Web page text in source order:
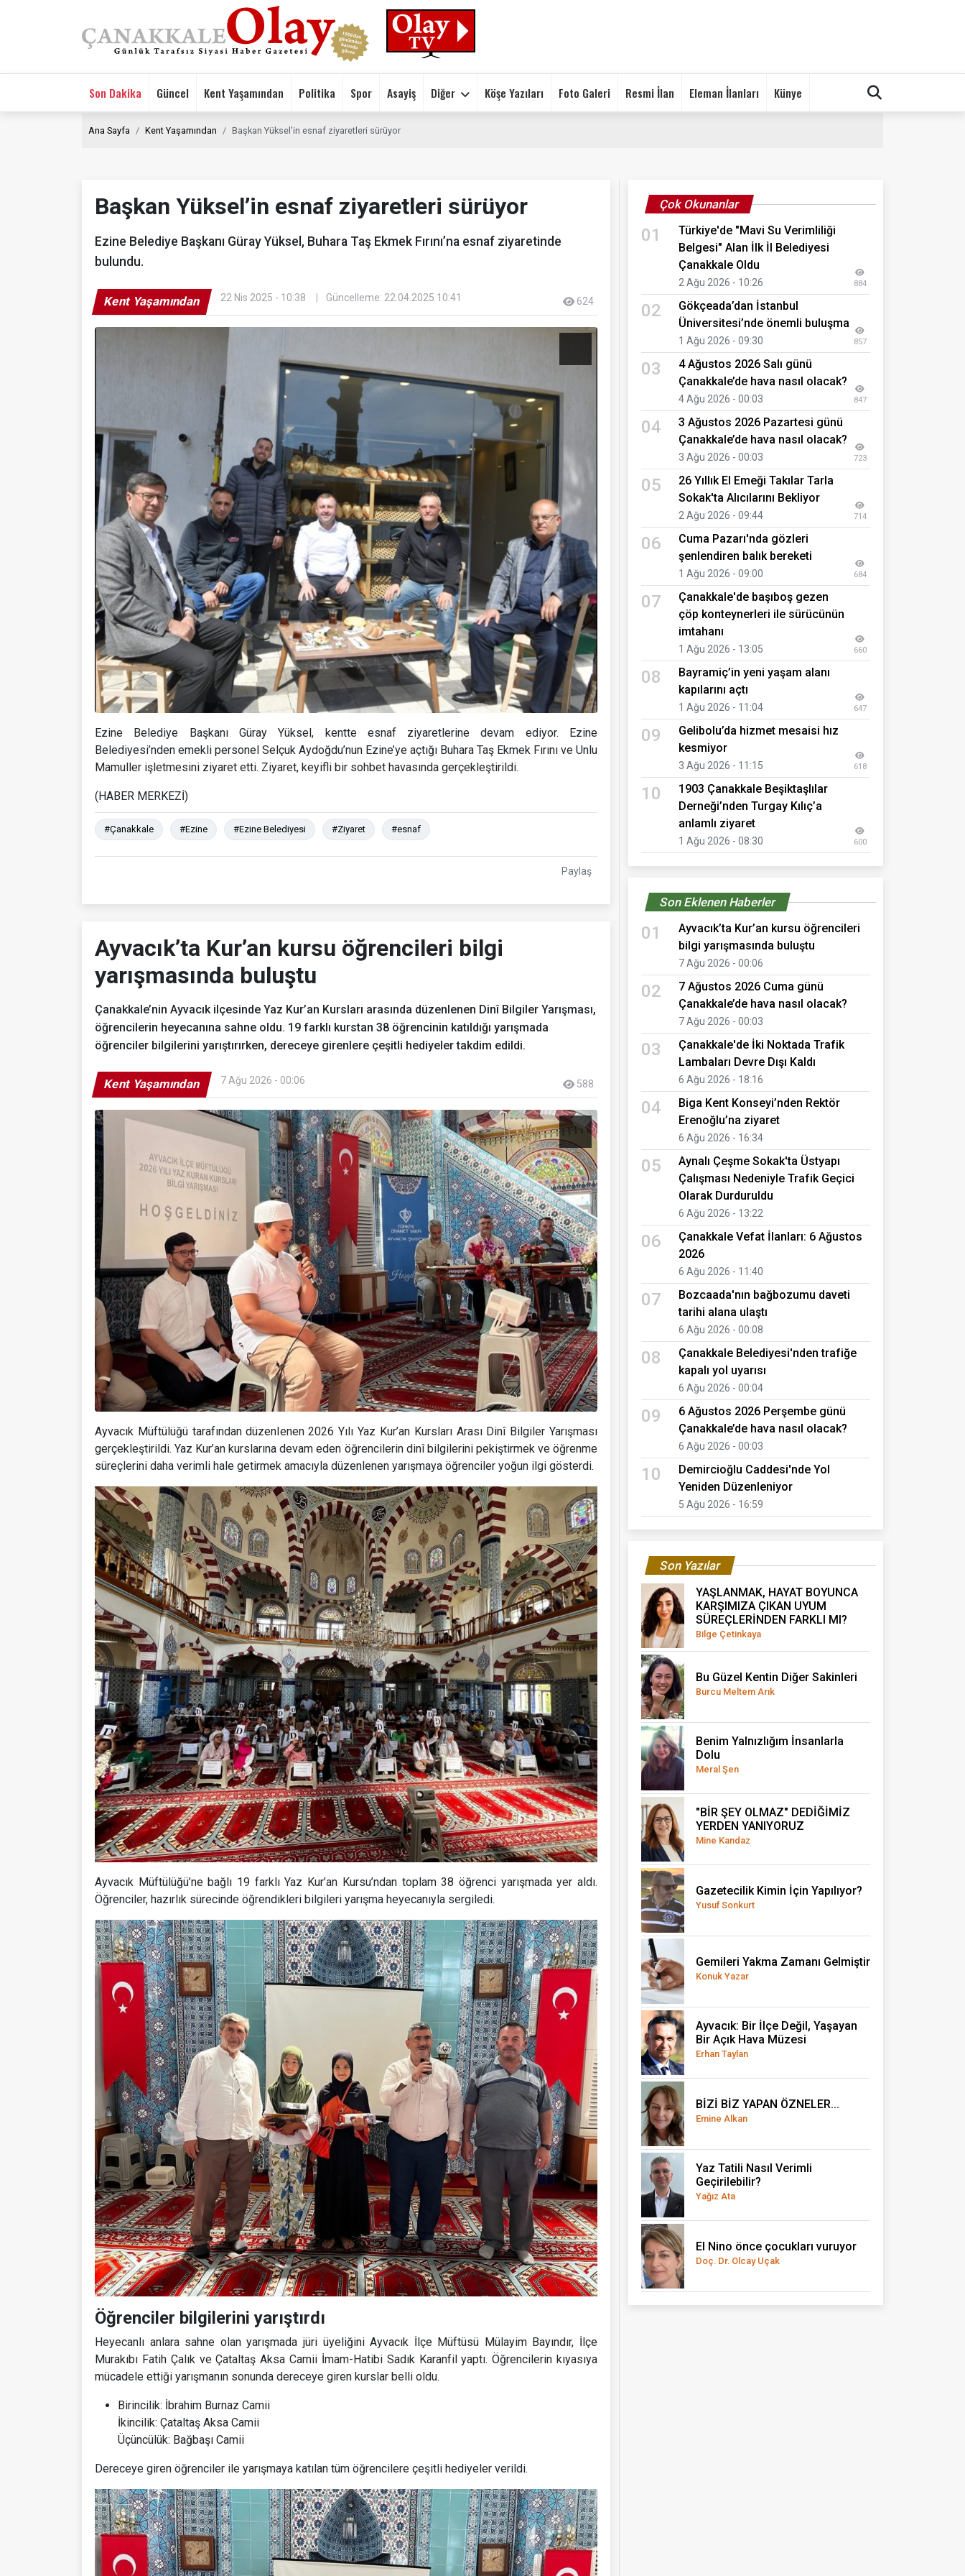
Son Dakika Güncel Kent Yaşamından Politika Spor Asayiş Diğer Köşe Yazıları Foto Galeri Resmi İlan Eleman İlanları Künye
Ana Sayfa Kent Yaşamından Başkan Yüksel’in esnaf ziyaretleri sürüyor
Başkan Yüksel’in esnaf ziyaretleri sürüyor
Ezine Belediye Başkanı Güray Yüksel, Buhara Taş Ekmek Fırını’na esnaf ziyaretinde
bulundu.
Kent Yaşamından 22 Nis 2025 - 10:38 Güncelleme: 22.04.2025 10:41 624
Ezine Belediye Başkanı Güray Yüksel, kentte esnaf ziyaretlerine devam ediyor. Ezine
Belediyesi’nden emekli personel Selçuk Aydoğdu’nun Ezine’ye açtığı Buhara Taş Ekmek Fırını ve Unlu
Mamuller işletmesini ziyaret etti. Ziyaret, keyifli bir sohbet havasında gerçekleştirildi.
(HABER MERKEZİ)
#Çanakkale #Ezine #Ezine Belediyesi #Ziyaret #esnaf
Paylaş
Ayvacık’ta Kur’an kursu öğrencileri bilgi
yarışmasında buluştu
Çanakkale’nin Ayvacık ilçesinde Yaz Kur’an Kursları arasında düzenlenen Dinî Bilgiler Yarışması,
öğrencilerin heyecanına sahne oldu. 19 farklı kurstan 38 öğrencinin katıldığı yarışmada
öğrenciler bilgilerini yarıştırırken, dereceye girenlere çeşitli hediyeler takdim edildi.
Kent Yaşamından 7 Ağu 2026 - 00:06 588
Ayvacık Müftülüğü tarafından düzenlenen 2026 Yılı Yaz Kur’an Kursları Arası Dinî Bilgiler Yarışması
gerçekleştirildi. Yaz Kur’an kurslarına devam eden öğrencilerin dinî bilgilerini pekiştirmek ve öğrenme
süreçlerini daha verimli hale getirmek amacıyla düzenlenen yarışmaya öğrenciler yoğun ilgi gösterdi.
Ayvacık Müftülüğü’ne bağlı 19 farklı Yaz Kur’an Kursu’ndan toplam 38 öğrenci yarışmada yer aldı.
Öğrenciler, hazırlık sürecinde öğrendikleri bilgileri yarışma heyecanıyla sergiledi.
Öğrenciler bilgilerini yarıştırdı
Heyecanlı anlara sahne olan yarışmada jüri üyeliğini Ayvacık İlçe Müftüsü Mülayim Bayındır, İlçe
Murakıbı Fatih Çalık ve Çataltaş Aksa Camii İmam-Hatibi Sadık Karanfil yaptı. Öğrencilerin kıyasıya
mücadele ettiği yarışmanın sonunda dereceye giren kurslar belli oldu.
Birincilik: İbrahim Burnaz Camii
İkincilik: Çataltaş Aksa Camii
Üçüncülük: Bağbaşı Camii
Dereceye giren öğrenciler ile yarışmaya katılan tüm öğrencilere çeşitli hediyeler verildi.
Çok Okunanlar
01
Türkiye'de "Mavi Su Verimliliği
Belgesi" Alan İlk İl Belediyesi
Çanakkale Oldu
2 Ağu 2026 - 10:26 884
02
Gökçeada’dan İstanbul
Üniversitesi’nde önemli buluşma
1 Ağu 2026 - 09:30 857
03
4 Ağustos 2026 Salı günü
Çanakkale’de hava nasıl olacak?
4 Ağu 2026 - 00:03 847
04
3 Ağustos 2026 Pazartesi günü
Çanakkale’de hava nasıl olacak?
3 Ağu 2026 - 00:03 723
05
26 Yıllık El Emeği Takılar Tarla
Sokak'ta Alıcılarını Bekliyor
2 Ağu 2026 - 09:44 714
06
Cuma Pazarı'nda gözleri
şenlendiren balık bereketi
1 Ağu 2026 - 09:00 684
07
Çanakkale'de başıboş gezen
çöp konteynerleri ile sürücünün
imtahanı
1 Ağu 2026 - 13:05 660
08
Bayramiç’in yeni yaşam alanı
kapılarını açtı
1 Ağu 2026 - 11:04 647
09
Gelibolu’da hizmet mesaisi hız
kesmiyor
3 Ağu 2026 - 11:15 618
10
1903 Çanakkale Beşiktaşlılar
Derneği’nden Turgay Kılıç’a
anlamlı ziyaret
1 Ağu 2026 - 08:30 600
Son Eklenen Haberler
01
Ayvacık’ta Kur’an kursu öğrencileri
bilgi yarışmasında buluştu
7 Ağu 2026 - 00:06
02
7 Ağustos 2026 Cuma günü
Çanakkale’de hava nasıl olacak?
7 Ağu 2026 - 00:03
03
Çanakkale'de İki Noktada Trafik
Lambaları Devre Dışı Kaldı
6 Ağu 2026 - 18:16
04
Biga Kent Konseyi’nden Rektör
Erenoğlu’na ziyaret
6 Ağu 2026 - 16:34
05
Aynalı Çeşme Sokak'ta Üstyapı
Çalışması Nedeniyle Trafik Geçici
Olarak Durduruldu
6 Ağu 2026 - 13:22
06
Çanakkale Vefat İlanları: 6 Ağustos
2026
6 Ağu 2026 - 11:40
07
Bozcaada'nın bağbozumu daveti
tarihi alana ulaştı
6 Ağu 2026 - 00:08
08
Çanakkale Belediyesi'nden trafiğe
kapalı yol uyarısı
6 Ağu 2026 - 00:04
09
6 Ağustos 2026 Perşembe günü
Çanakkale’de hava nasıl olacak?
6 Ağu 2026 - 00:03
10
Demircioğlu Caddesi'nde Yol
Yeniden Düzenleniyor
5 Ağu 2026 - 16:59
Son Yazılar
YAŞLANMAK, HAYAT BOYUNCA
KARŞIMIZA ÇIKAN UYUM
SÜREÇLERİNDEN FARKLI MI?
Bilge Çetinkaya
Bu Güzel Kentin Diğer Sakinleri
Burcu Meltem Arık
Benim Yalnızlığım İnsanlarla
Dolu
Meral Şen
"BİR ŞEY OLMAZ" DEDİĞİMİZ
YERDEN YANIYORUZ
Mine Kandaz
Gazetecilik Kimin İçin Yapılıyor?
Yusuf Sonkurt
Gemileri Yakma Zamanı Gelmiştir
Konuk Yazar
Ayvacık: Bir İlçe Değil, Yaşayan
Bir Açık Hava Müzesi
Erhan Taylan
BİZİ BİZ YAPAN ÖZNELER...
Emine Alkan
Yaz Tatili Nasıl Verimli
Geçirilebilir?
Yağız Ata
El Nino önce çocukları vuruyor
Doç. Dr. Olcay Uçak